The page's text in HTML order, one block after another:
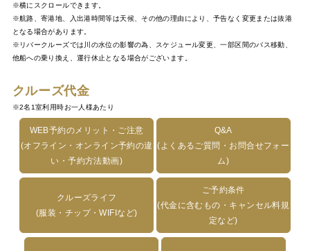
※横にスクロールできます。
※航路、寄港地、入出港時間等は天候、その他の理由により、予告なく変更または抜港
となる場合があります。
※リバークルーズでは川の水位の影響の為、スケジュール変更、一部区間のバス移動、
他船への乗り換え、運行休止となる場合がございます。
クルーズ代金
※2名1室利用時お一人様あたり
WEB予約のメリット・ご注意
(オフライン・オンライン予約の違
い・予約方法動画)
Q&A
(よくあるご質問・お問合せフォー
ム)
クルーズライフ
(服装・チップ・WIFIなど)
ご予約条件
(代金に含むもの・キャンセル料規
定など)